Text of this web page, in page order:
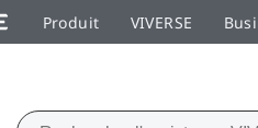
Produit VIVERSE